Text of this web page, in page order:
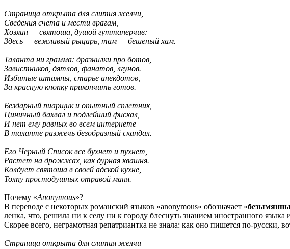
Страница открыта для слития желчи,
Сведения счета и мести врагам,
Хозяин — святоша, душой гуттаперчив:
Здесь — вежливый рыцарь, там — бешеный хам.
Таланта ни грамма: дразнилки про ботов,
Завистников, дятлов, фанатов, лгунов.
Избитые штампы, старье анекдотов,
За красную кнопку прикончить готов.
Бездарный пиарщик и опытный сплетник,
Циничный бахвал и подлейший фискал,
И нет ему равных во всем интернете
В таланте разжечь безобразный скандал.
Его Черный Список все бухнет и пухнет,
Растет на дрожжах, как дурная квашня.
Колдует святоша в своей адской кухне,
Толпу простодушных отравой маня.
Почему «Anonymous»?
В переводе с некоторых романский языков «аnonymous» обозначает «
ленка, что, решила ни к селу ни к городу блеснуть знанием иностранного языка
Скорее всего, неграмотная репатриантка не знала: как оно пишется по-русски,
Страница открыта для слития желчи